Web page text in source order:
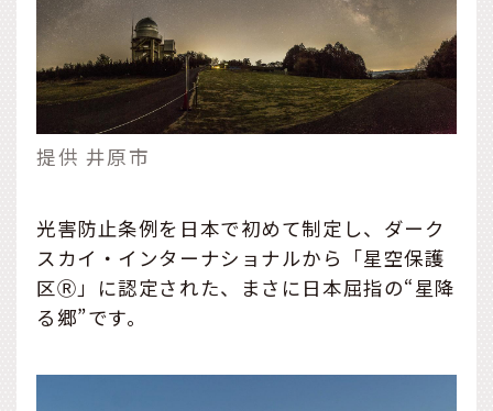
提供 井原市
光害防止条例を日本で初めて制定し、ダーク
スカイ・インターナショナルから「星空保護
区Ⓡ」に認定された、まさに日本屈指の“星降
る郷”です。